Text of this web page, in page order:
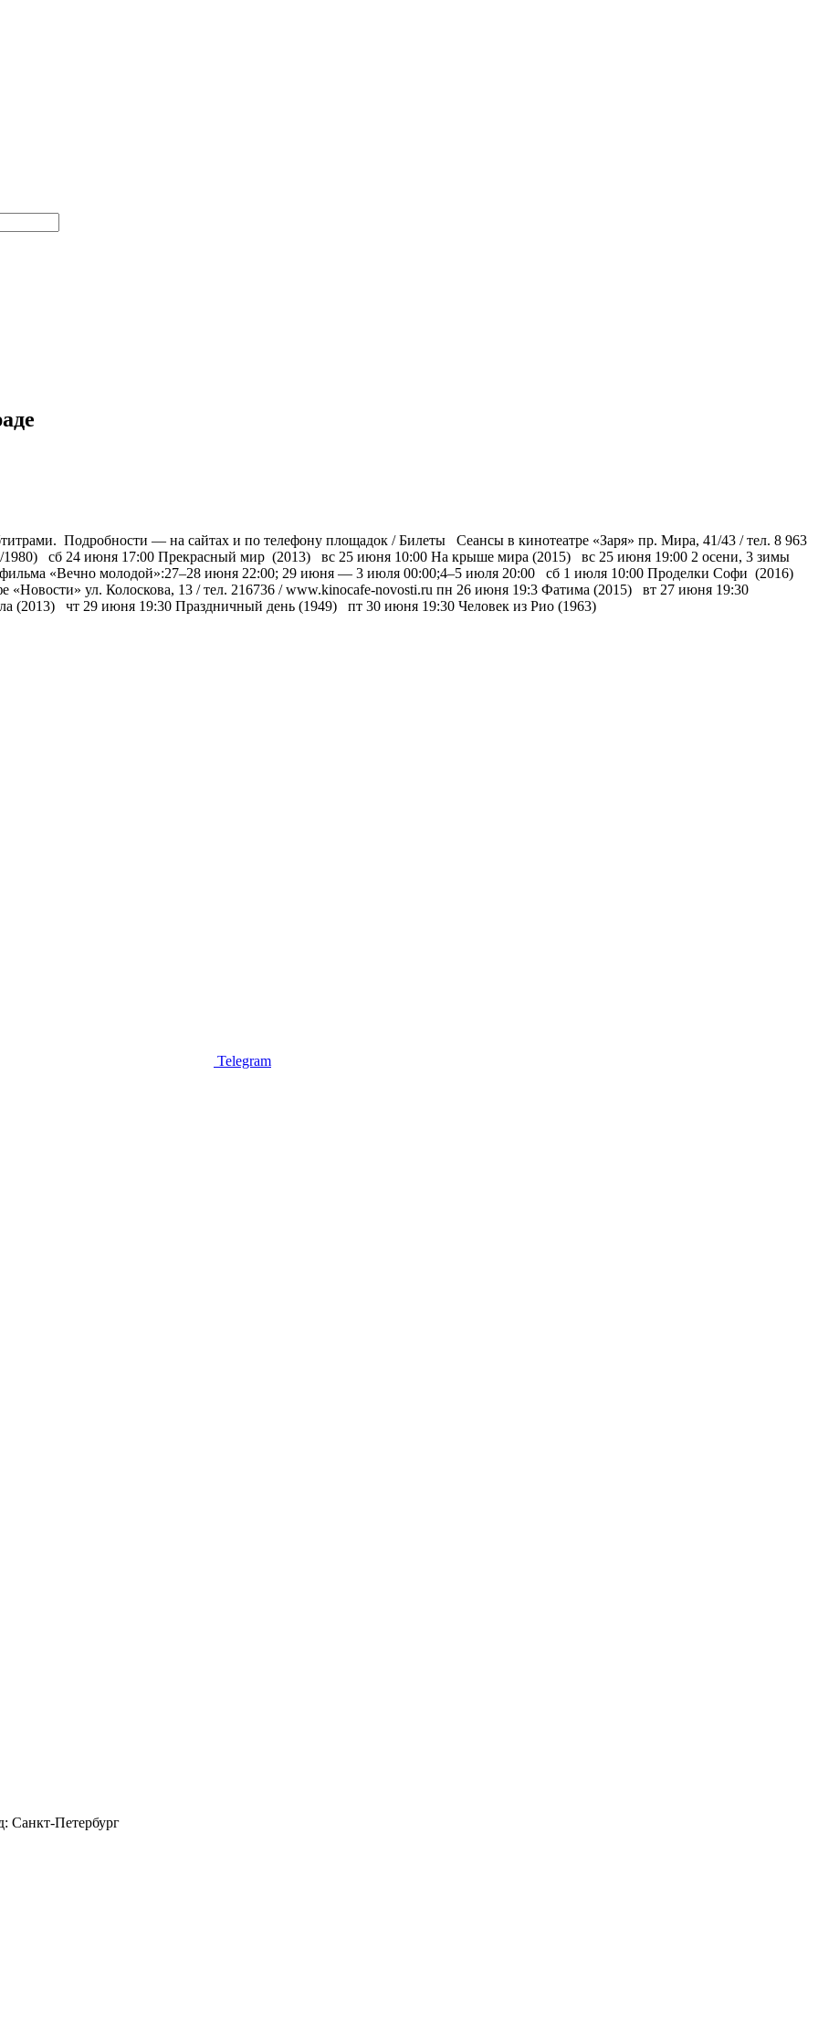
Подробности — на сайтах и по телефону площадок / Билеты Сеансы в кинотеатре «Заря» пр. Мира, 41/43 / тел. 8 963
1980) сб 24 июня 17:00 Прекрасный мир (2013) вс 25 июня 10:00 На крыше мира (2015) вс 25 июня 19:00 2 осени, 3 зимы
«Вечно молодой»:27–28 июня 22:00; 29 июня — 3 июля 00:00;4–5 июля 20:00 сб 1 июля 10:00 Проделки Софи (2016)
ул. Колоскова, 13 / тел. 216736 / www.kinocafe-novosti.ru пн 26 июня 19:3 Фатима (2015) вт 27 июня 19:30
(2013) чт 29 июня 19:30 Праздничный день (1949) пт 30 июня 19:30 Человек из Рио (1963)
Telegram
Санкт-Петербург